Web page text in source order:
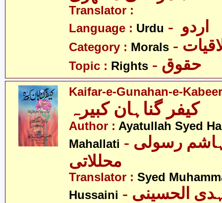
Translator :
Language : Urdu
Category : Morals
Topic : Rights - حقوق
Kaifar-e-Gunahan-e-
کیفر گناہان کبیرہ
Author : Ayatullah Syed
Mahallati - آیت اللہ سیّد ہاشم رسولی
محللاتی
Translator : Syed
Hussaini
الحسینی